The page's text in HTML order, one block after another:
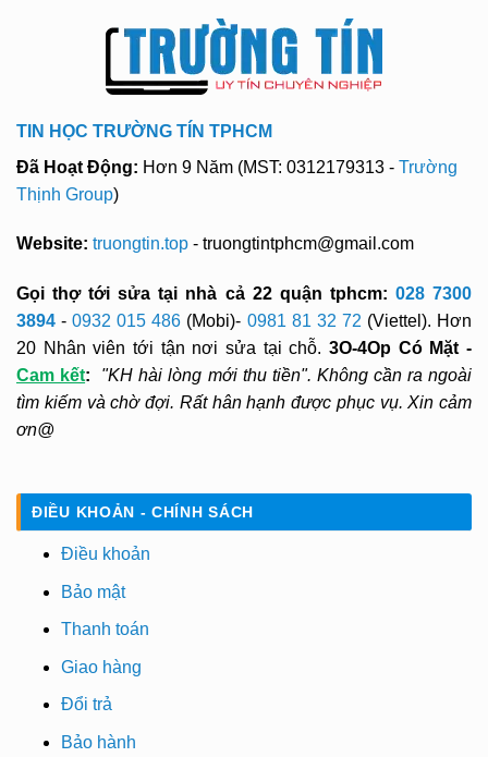
TIN HỌC TRƯỜNG TÍN TPHCM
Đã Hoạt Động: Hơn 9 Năm (MST: 0312179313 - Trường
Thịnh Group)
Website: truongtin.top - truongtintphcm@gmail.com
Gọi thợ tới sửa tại nhà cả 22 quận tphcm: 028 7300
3894-0932 015 486 (Mobi)- 0981 81 32 72 (Viettel). Hơn
20 Nhân viên tới tận nơi sửa tại chỗ. 3O-4Op Có Mặt -
Cam kết:
"KH hài lòng mới thu tiền". Không cần ra ngoài
tìm kiếm và chờ đợi. Rất hân hạnh được phục vụ. Xin cảm
ơn@
ĐIỀU KHOẢN - CHÍNH SÁCH
Điều khoản
Bảo mật
Thanh toán
Giao hàng
Đổi trả
Bảo hành